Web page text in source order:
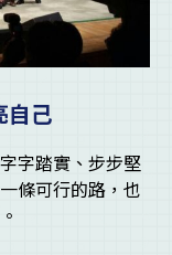
自己
字踏實、步步堅
條可行的路，也